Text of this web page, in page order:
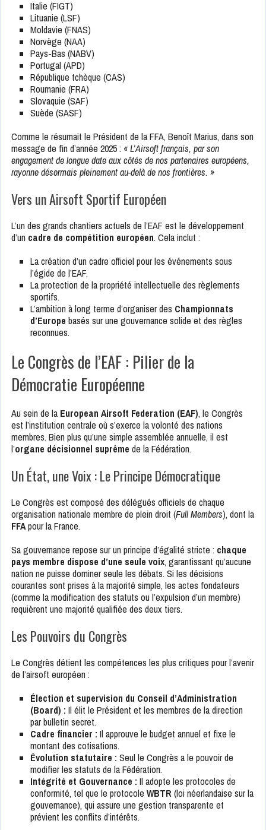
Italie (FIGT)
Lituanie (LSF)
Moldavie (FNAS)
Norvège (NAA)
Pays-Bas (NABV)
Portugal (APD)
République tchèque (CAS)
Roumanie (FRA)
Slovaquie (SAF)
Suède (SASF)
Comme le résumait le Président de la FFA, Benoît Marius, dans son
message de fin d’année 2025 : « L’Airsoft français, par son
engagement de longue date aux côtés de nos partenaires européens,
rayonne désormais pleinement au-delà de nos frontières. »
Vers un Airsoft Sportif Européen
L’un des grands chantiers actuels de l’EAF est le développement
d’un cadre de compétition européen. Cela inclut :
La création d’un cadre officiel pour les événements sous
l’égide de l’EAF.
La protection de la propriété intellectuelle des règlements
sportifs.
L’ambition à long terme d’organiser des Championnats
d’Europe basés sur une gouvernance solide et des règles
reconnues.
Le Congrès de l’EAF : Pilier de la
Démocratie Européenne
Au sein de la European Airsoft Federation (EAF), le Congrès
est l’institution centrale où s’exerce la volonté des nations
membres. Bien plus qu’une simple assemblée annuelle, il est
l’organe décisionnel suprême de la Fédération.
Un État, une Voix : Le Principe Démocratique
Le Congrès est composé des délégués officiels de chaque
organisation nationale membre de plein droit (Full Members), dont la
FFApour la France.
Sa gouvernance repose sur un principe d’égalité stricte : chaque
pays membre dispose d’une seule voix, garantissant qu’aucune
nation ne puisse dominer seule les débats. Si les décisions
courantes sont prises à la majorité simple, les actes fondateurs
(comme la modification des statuts ou l’expulsion d’un membre)
requièrent une majorité qualifiée des deux tiers.
Les Pouvoirs du Congrès
Le Congrès détient les compétences les plus critiques pour l’avenir
de l’airsoft européen :
Élection et supervision du Conseil d’Administration
(Board) : Il élit le Président et les membres de la direction
par bulletin secret.
Cadre financier : Il approuve le budget annuel et fixe le
montant des cotisations.
Évolution statutaire : Seul le Congrès a le pouvoir de
modifier les statuts de la Fédération.
Intégrité et Gouvernance : Il adopte les protocoles de
conformité, tel que le protocole WBTR(loi néerlandaise sur la
gouvernance), qui assure une gestion transparente et
prévient les conflits d’intérêts.